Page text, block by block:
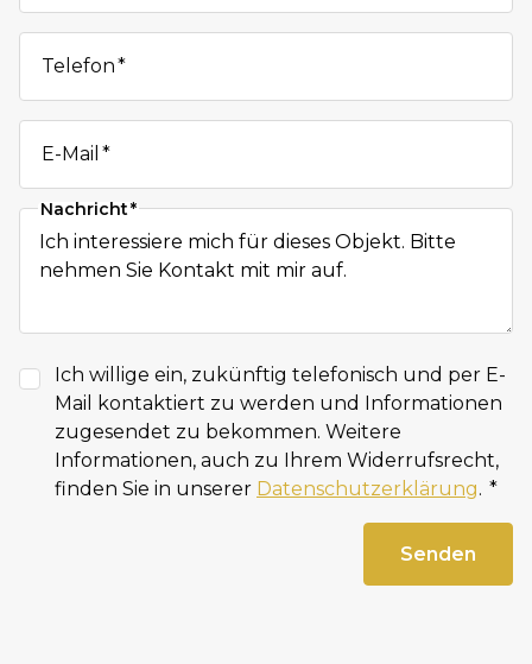
Telefon
E-Mail
Nachricht
Ich willige ein, zukünftig telefonisch und per E-
Mail kontaktiert zu werden und Informationen
zugesendet zu bekommen. Weitere
Informationen, auch zu Ihrem Widerrufsrecht,
finden Sie in unserer Datenschutzerklärung.
Senden